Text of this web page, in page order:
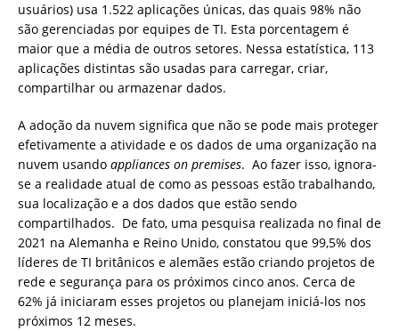
usuários) usa 1.522 aplicações únicas, das quais 98% não
são gerenciadas por equipes de TI. Esta porcentagem é
maior que a média de outros setores. Nessa estatística, 113
aplicações distintas são usadas para carregar, criar,
compartilhar ou armazenar dados.
A adoção da nuvem significa que não se pode mais proteger
efetivamente a atividade e os dados de uma organização na
nuvem usando appliances on premises. Ao fazer isso, ignora-
se a realidade atual de como as pessoas estão trabalhando,
sua localização e a dos dados que estão sendo
compartilhados. De fato, uma pesquisa realizada no final de
2021 na Alemanha e Reino Unido, constatou que 99,5% dos
líderes de TI britânicos e alemães estão criando projetos de
rede e segurança para os próximos cinco anos. Cerca de
62% já iniciaram esses projetos ou planejam iniciá-los nos
próximos 12 meses.